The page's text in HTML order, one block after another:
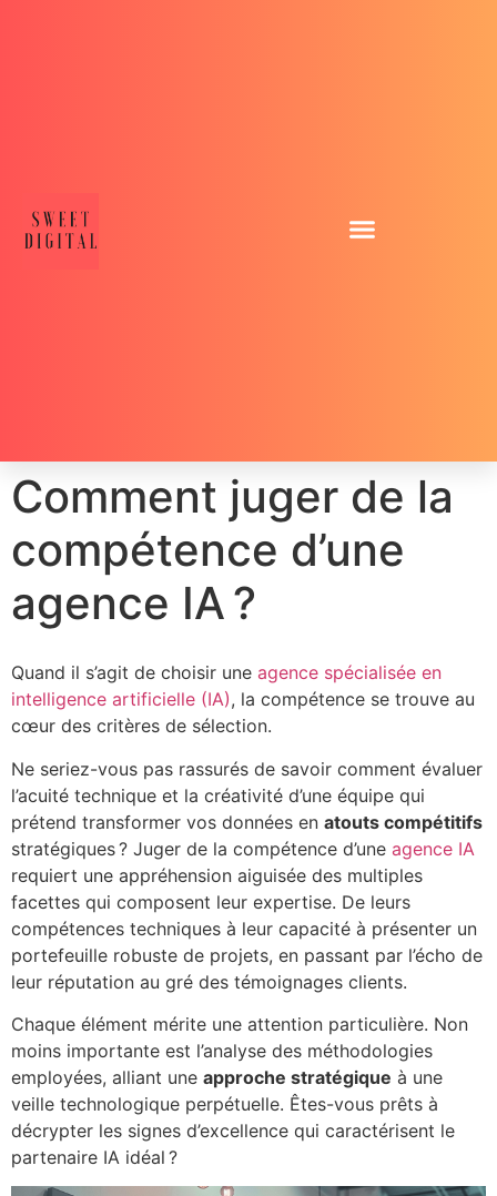
Comment juger de la
compétence d’une
agence IA ?
Quand il s’agit de choisir une agence spécialisée en
intelligence artificielle (IA), la compétence se trouve au
cœur des critères de sélection.
Ne seriez-vous pas rassurés de savoir comment évaluer
l’acuité technique et la créativité d’une équipe qui
prétend transformer vos données en atouts compétitifs
stratégiques ? Juger de la compétence d’une agence IA
requiert une appréhension aiguisée des multiples
facettes qui composent leur expertise. De leurs
compétences techniques à leur capacité à présenter un
portefeuille robuste de projets, en passant par l’écho de
leur réputation au gré des témoignages clients.
Chaque élément mérite une attention particulière. Non
moins importante est l’analyse des méthodologies
employées, alliant une approche stratégique à une
veille technologique perpétuelle. Êtes-vous prêts à
décrypter les signes d’excellence qui caractérisent le
partenaire IA idéal ?